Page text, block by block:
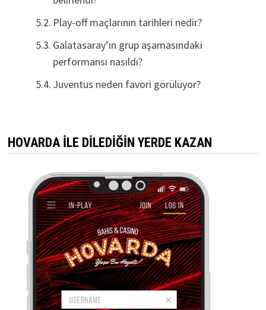
Play-off maçlarının tarihleri nedir?
Galatasaray’ın grup aşamasındaki
performansı nasıldı?
Juventus neden favori görülüyor?
HOVARDA İLE DİLEDİĞİN YERDE KAZAN